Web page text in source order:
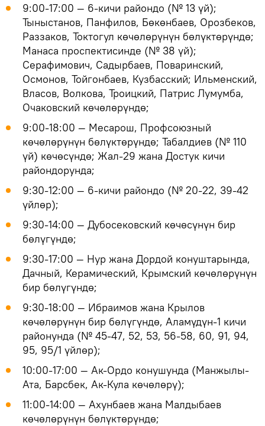
9:00-17:00 — 6-кичи райондо (№ 13 үй);
Тыныстанов, Панфилов, Бөкөнбаев, Орозбеков,
Раззаков, Токтогул көчөлөрүнүн бөлүктөрүндө;
Манаса проспектисинде (№ 38 үй);
Серафимович, Садырбаев, Поваринский,
Осмонов, Тойгонбаев, Кузбасский; Ильменский,
Власов, Волкова, Троицкий, Патрис Лумумба,
Очаковский көчөлөрүндө;
9:00-18:00 — Месарош, Профсоюзный
көчөлөрүнүн бөлүктөрүндө; Табалдиев (№ 110
үй) көчөсүндө; Жал-29 жана Достук кичи
райондорунда;
9:30-12:00 — 6-кичи райондо (№ 20-22, 39-42
үйлөр);
9:30-14:00 — Дубосековский көчөсүнүн бир
бөлүгүндө;
9:30-17:00 — Нур жана Дордой конуштарында,
Дачный, Керамический, Крымский көчөлөрүнүн
бир бөлүгүндө;
9:30-18:00 — Ибраимов жана Крылов
көчөлөрүнүн бир бөлүгүндө, Аламүдүн-1 кичи
районунда (№ 45-47, 52, 53, 56-58, 60, 91, 94,
95, 95/1 үйлөр);
10:00-17:00 — Ак-Ордо конушунда (Манжылы-
Ата, Барсбек, Ак-Кула көчөлөрү);
11:00-14:00 — Ахунбаев жана Малдыбаев
көчөлөрүнүн бөлүктөрүндө;